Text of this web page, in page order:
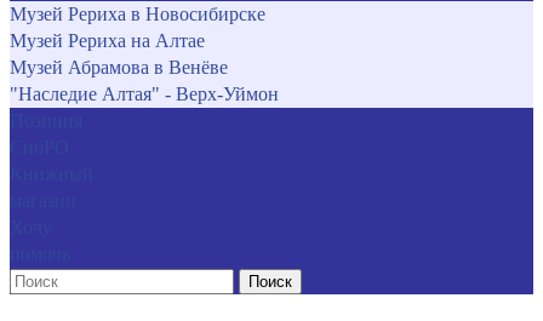
Музей Рериха в Новосибирске
Музей Рериха на Алтае
Музей Абрамова в Венёве
"Наследие Алтая" - Верх-Уймон
Поиск